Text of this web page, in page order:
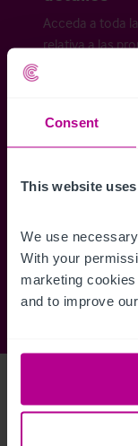
Consent
This website
We use
With your
marketing
and to improve
Acceda a toda
relativa a las